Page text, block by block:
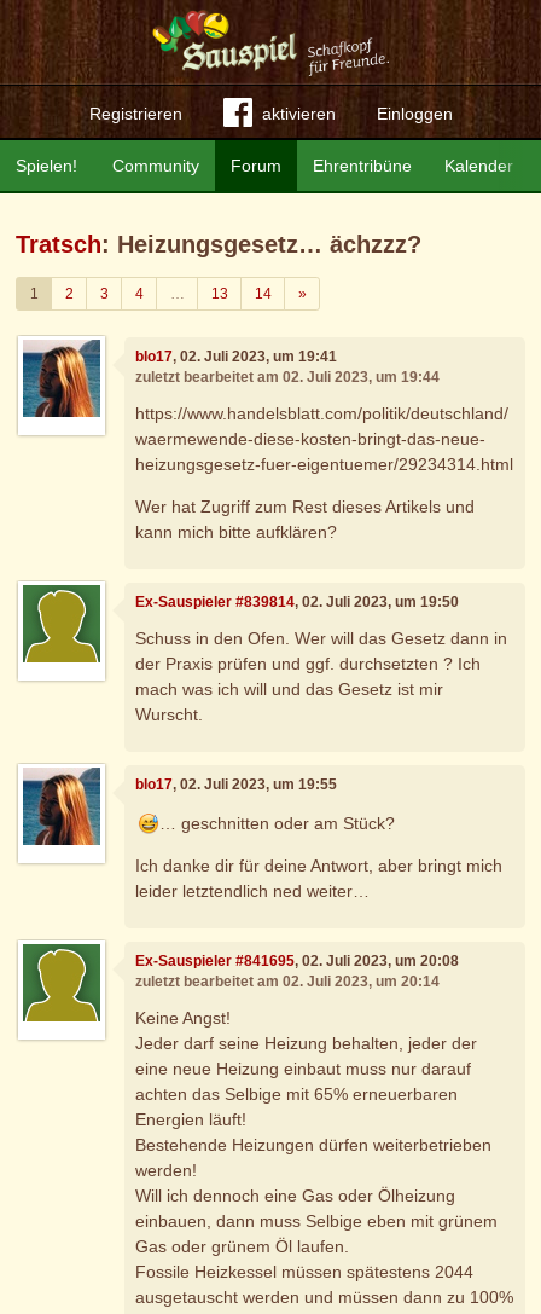
Registrieren aktivieren Einloggen
Community Forum Ehrentribüne Kalender
Spielen!
Tratsch: Heizungsgesetz… ächzzz?
1 2 3 4 … 13 14 »Weiter
blo17, 02. Juli 2023, um 19:41
zuletzt bearbeitet am 02. Juli 2023, um 19:44
https://www.handelsblatt.com/politik/deutschland/
waermewende-diese-kosten-bringt-das-neue-
heizungsgesetz-fuer-eigentuemer/29234314.html
Wer hat Zugriff zum Rest dieses Artikels und
kann mich bitte aufklären?
Ex-Sauspieler #839814, 02. Juli 2023, um 19:50
Schuss in den Ofen. Wer will das Gesetz dann in
der Praxis prüfen und ggf. durchsetzten ? Ich
mach was ich will und das Gesetz ist mir
Wurscht.
blo17, 02. Juli 2023, um 19:55
… geschnitten oder am Stück?
Ich danke dir für deine Antwort, aber bringt mich
leider letztendlich ned weiter…
Ex-Sauspieler #841695, 02. Juli 2023, um 20:08
zuletzt bearbeitet am 02. Juli 2023, um 20:14
Keine Angst!
Jeder darf seine Heizung behalten, jeder der
eine neue Heizung einbaut muss nur darauf
achten das Selbige mit 65% erneuerbaren
Energien läuft!
Bestehende Heizungen dürfen weiterbetrieben
werden!
Will ich dennoch eine Gas oder Ölheizung
einbauen, dann muss Selbige eben mit grünem
Gas oder grünem Öl laufen.
Fossile Heizkessel müssen spätestens 2044
ausgetauscht werden und müssen dann zu 100%